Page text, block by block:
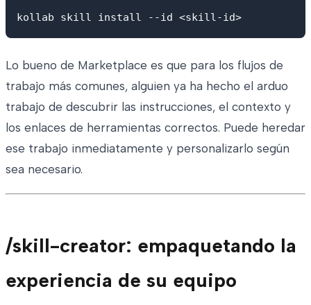
Lo bueno de Marketplace es que para los flujos de
trabajo más comunes, alguien ya ha hecho el arduo
trabajo de descubrir las instrucciones, el contexto y
los enlaces de herramientas correctos. Puede heredar
ese trabajo inmediatamente y personalizarlo según
sea necesario.
/skill-creator: empaquetando la
experiencia de su equipo